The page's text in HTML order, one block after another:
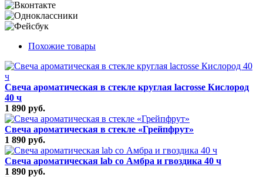
Похожие товары
Свеча ароматическая в стекле круглая lacrosse Кислород
40 ч
1 890 руб.
Свеча ароматическая в стекле «Грейпфрут»
1 890 руб.
Свеча ароматическая lab co Амбра и гвоздика 40 ч
1 890 руб.